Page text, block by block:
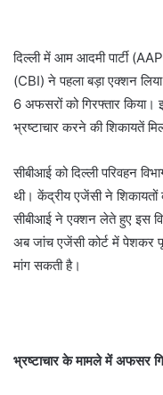
दिल्ली में आम आदमी पार्टी
(CBI) ने पहला बड़ा एक्शन
6 अफसरों को गिरफ्तार
भ्रष्टाचार करने की शिकायतें
सीबीआई को दिल्ली परिवहन
थी। केंद्रीय एजेंसी ने शिकायतों
सीबीआई ने एक्शन लेते हुए इस
अब जांच एजेंसी कोर्ट में पेशकर
मांग सकती है।
भ्रष्टाचार के मामले में अफसर